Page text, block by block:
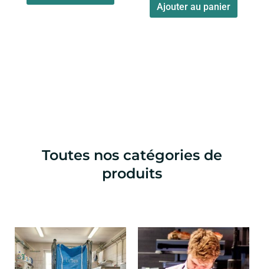
Ajouter au panier
Toutes nos catégories de
produits